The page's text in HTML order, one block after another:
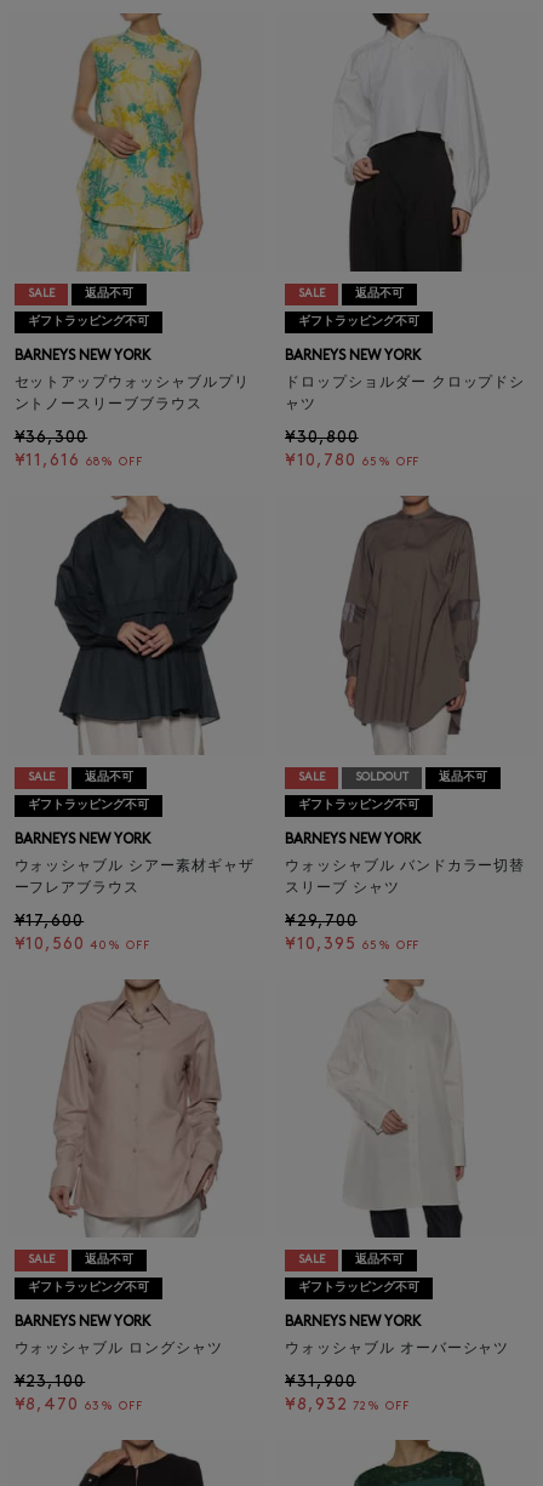
SALE 返品不可
ギフトラッピング不可
BARNEYS NEW YORK
セットアップウォッシャブルプリ
ントノースリーブブラウス
¥36,300
¥11,616
68% OFF
SALE 返品不可
ギフトラッピング不可
BARNEYS NEW YORK
ドロップショルダー クロップドシ
ャツ
¥30,800
¥10,780
65% OFF
SALE 返品不可
ギフトラッピング不可
BARNEYS NEW YORK
ウォッシャブル シアー素材ギャザ
ーフレアブラウス
¥17,600
¥10,560 40% OFF
SALE SOLDOUT 返品不可
ギフトラッピング不可
BARNEYS NEW YORK
ウォッシャブル バンドカラー切替
スリーブ シャツ
¥29,700
¥10,395
65% OFF
SALE 返品不可
ギフトラッピング不可
BARNEYS NEW YORK
ウォッシャブル ロングシャツ
¥23,100
¥8,470
63% OFF
SALE 返品不可
ギフトラッピング不可
BARNEYS NEW YORK
ウォッシャブル オーバーシャツ
¥31,900
¥8,932 72% OFF